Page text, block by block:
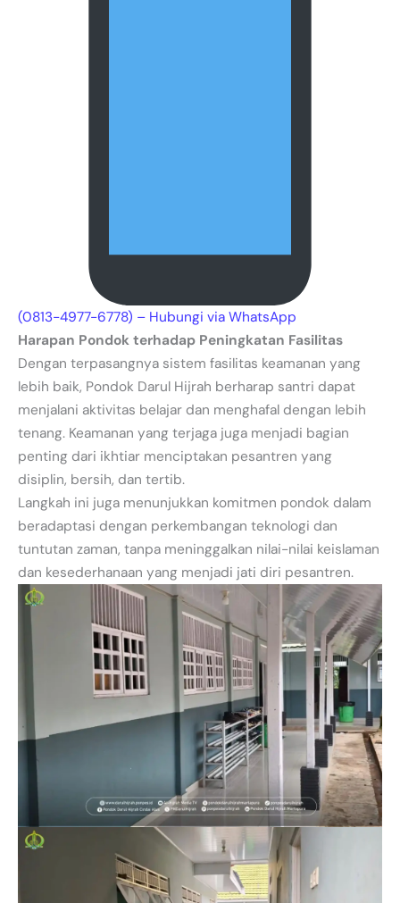
(0813-4977-6778) – Hubungi via WhatsApp
Harapan Pondok terhadap Peningkatan Fasilitas
Dengan terpasangnya sistem fasilitas keamanan yang
lebih baik, Pondok Darul Hijrah berharap santri dapat
menjalani aktivitas belajar dan menghafal dengan lebih
tenang. Keamanan yang terjaga juga menjadi bagian
penting dari ikhtiar menciptakan pesantren yang
disiplin, bersih, dan tertib.
Langkah ini juga menunjukkan komitmen pondok dalam
beradaptasi dengan perkembangan teknologi dan
tuntutan zaman, tanpa meninggalkan nilai-nilai keislaman
dan kesederhanaan yang menjadi jati diri pesantren.